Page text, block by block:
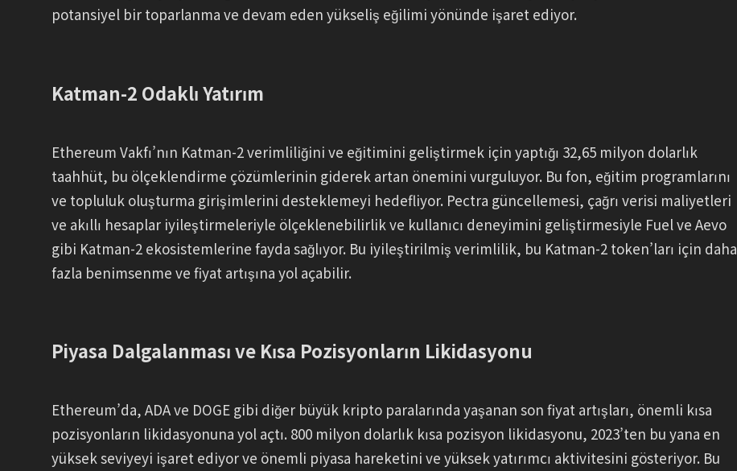
potansiyel bir toparlanma ve devam eden yükseliş eğilimi yönünde işaret ediyor.
Katman-2 Odaklı Yatırım
Ethereum Vakfı’nın Katman-2 verimliliğini ve eğitimini geliştirmek için yaptığı 32,65 milyon dolarlık
taahhüt, bu ölçeklendirme çözümlerinin giderek artan önemini vurguluyor. Bu fon, eğitim programlarını
ve topluluk oluşturma girişimlerini desteklemeyi hedefliyor. Pectra güncellemesi, çağrı verisi maliyetleri
ve akıllı hesaplar iyileştirmeleriyle ölçeklenebilirlik ve kullanıcı deneyimini geliştirmesiyle Fuel ve Aevo
gibi Katman-2 ekosistemlerine fayda sağlıyor. Bu iyileştirilmiş verimlilik, bu Katman-2 token’ları için daha
fazla benimsenme ve fiyat artışına yol açabilir.
Piyasa Dalgalanması ve Kısa Pozisyonların Likidasyonu
Ethereum’da, ADA ve DOGE gibi diğer büyük kripto paralarında yaşanan son fiyat artışları, önemli kısa
pozisyonların likidasyonuna yol açtı. 800 milyon dolarlık kısa pozisyon likidasyonu, 2023’ten bu yana en
yüksek seviyeyi işaret ediyor ve önemli piyasa hareketini ve yüksek yatırımcı aktivitesini gösteriyor. Bu